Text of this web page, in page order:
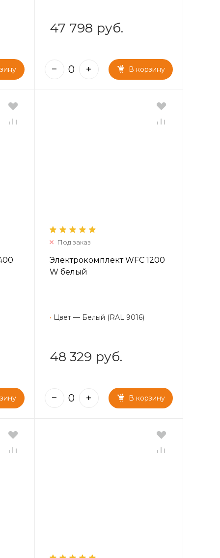
47 798 руб.
В корзину
Под заказ
Электрокомплект WFC 1200
W белый
• Цвет — Белый (RAL 9016)
48 329 руб.
В корзину